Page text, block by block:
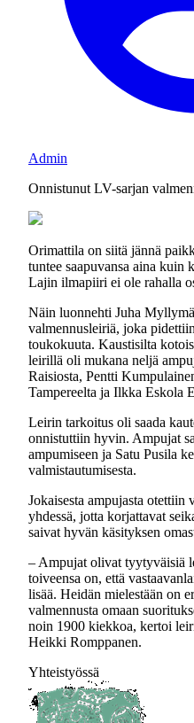
Admin
Onnistunut LV-sarjan
Orimattila on siitä jännä
tuntee saapuvansa aina
Lajin ilmapiiri ei ole rahalla
Näin luonnehti Juha
valmennusleiriä, joka
toukokuuta. Kaustisilta
leirillä oli mukana neljä
Raisiosta, Pentti
Tampereelta ja Ilkka Eskola
Leirin tarkoitus oli saada
onnistuttiin hyvin. Ampujat
ampumiseen ja Satu Pusila
valmistautumisesta.
Jokaisesta ampujasta
yhdessä, jotta korjattavat
saivat hyvän käsityksen
– Ampujat olivat tyytyväisiä
toiveensa on, että
lisää. Heidän mielestään on
valmennusta omaan
noin 1900 kiekkoa, kertoi
Heikki Romppanen.
Yhteistyössä